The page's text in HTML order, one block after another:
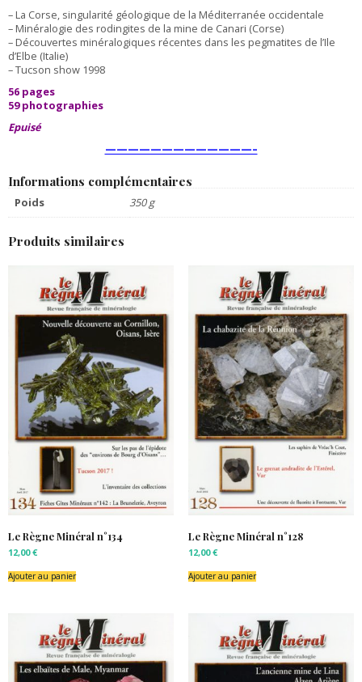
– La Corse, singularité géologique de la Méditerranée occidentale
– Minéralogie des rodingites de la mine de Canari (Corse)
– Découvertes minéralogiques récentes dans les pegmatites de l’Ile
d’Elbe (Italie)
– Tucson show 1998
56 pages
59 photographies
Epuisé
—————————————–
Informations complémentaires
Poids 350 g
Produits similaires
Le Règne Minéral n°134
12,00€
Ajouter au panier
Le Règne Minéral n°128
12,00€
Ajouter au panier